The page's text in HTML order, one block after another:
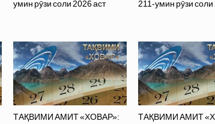
умин рӯзи соли 2026 аст
211-умин рӯзи соли
ТАҚВИМИ АМИТ «ХОВАР»:
ТАҚВИМИ АМИТ